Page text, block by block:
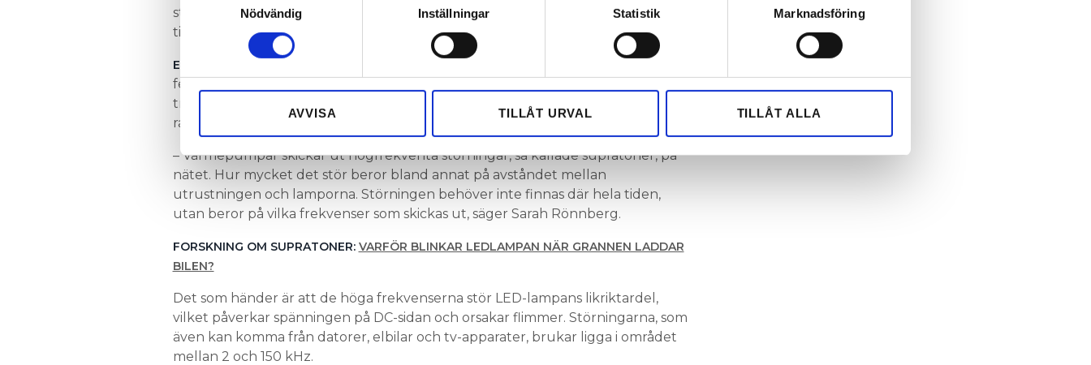
Ta reda på mer om hur dina personliga uppgifter behandlas och ställ in dina preferenser i
detaljsektionen. Du kan ändra
eller dra tillbaka ditt samtycke när som helst från cookie-förklaringen.
sociala medier och analysera vår trafik. Vi vidarebefordrar även sådana identifierare och annan information från din enhet
till de sociala medier och annons- och analysföretag som vi samarbetar med. Dessa kan i sin tur kombinera informationen
Nödvändig
Inställningar Statistik Marknadsföring
AVVISA TILLÅT URVAL TILLÅT ALLA
strömmen till värmepumpen. Och kolla vad det är för kortslutningsimpedans
till fastigheten, säger hon.
ETT ANNAT FÖRSLAG
ferrit(järn)kärna på matningen till värmepumpen. Det kan filtrera bort
trådbundna störningar från motorn. Om inte det hjälper kan flimret bero på
radiostörningar från kompressorerna.
– Värmepumpar skickar ut högfrekventa störningar, så kallade supratoner, på
nätet. Hur mycket det stör beror bland annat på avståndet mellan
utrustningen och lamporna. Störningen behöver inte finnas där hela tiden,
utan beror på vilka frekvenser som skickas ut, säger Sarah Rönnberg.
FORSKNING OM SUPRATONER: VARFÖR BLINKAR ­LEDLAMPAN NÄR ­GRANNEN LADDAR
BILEN?
Det som händer är att de höga frekvenserna stör LED-lampans likriktardel,
vilket påverkar spänningen på DC-sidan och orsakar flimmer. Störningarna, som
även kan komma från datorer, elbilar och tv-apparater, brukar ligga i området
mellan 2 och 150 kHz.